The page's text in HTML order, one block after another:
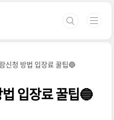
신청 방법 입장료 꿀팁🔵
입장료 꿀팁🔵